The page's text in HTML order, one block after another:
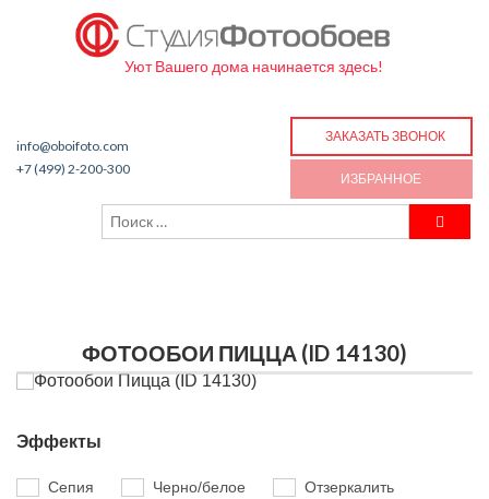
Уют Вашего дома начинается здесь!
info@oboifoto.com
+7 (499) 2-200-300
ЗАКАЗАТЬ ЗВОНОК
ИЗБРАННОЕ
ФОТООБОИ ПИЦЦА (ID 14130)
Эффекты
Сепия Черно/белое
Отзеркалить